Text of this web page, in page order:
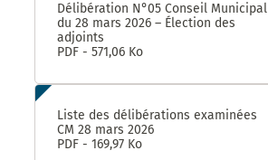
Délibération N°05 Conseil Municipal
du 28 mars 2026 – Élection des
adjoints
PDF - 571,06 Ko
Liste des délibérations examinées
CM 28 mars 2026
PDF - 169,97 Ko